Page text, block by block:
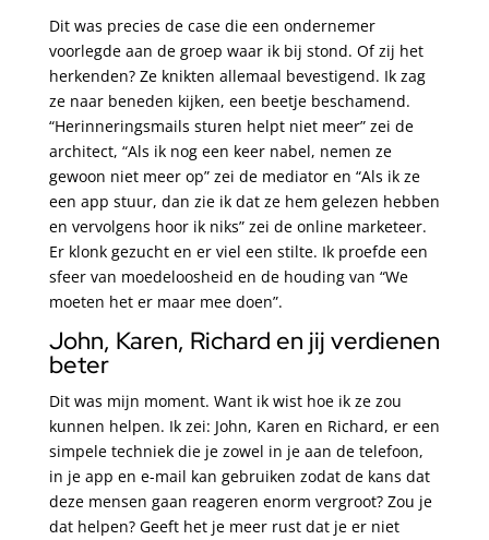
Dit was precies de case die een ondernemer
voorlegde aan de groep waar ik bij stond. Of zij het
herkenden? Ze knikten allemaal bevestigend. Ik zag
ze naar beneden kijken, een beetje beschamend.
“Herinneringsmails sturen helpt niet meer” zei de
architect, “Als ik nog een keer nabel, nemen ze
gewoon niet meer op” zei de mediator en “Als ik ze
een app stuur, dan zie ik dat ze hem gelezen hebben
en vervolgens hoor ik niks” zei de online marketeer.
Er klonk gezucht en er viel een stilte. Ik proefde een
sfeer van moedeloosheid en de houding van “We
moeten het er maar mee doen”.
John, Karen, Richard en jij verdienen
beter
Dit was mijn moment. Want ik wist hoe ik ze zou
kunnen helpen. Ik zei: John, Karen en Richard, er een
simpele techniek die je zowel in je aan de telefoon,
in je app en e-mail kan gebruiken zodat de kans dat
deze mensen gaan reageren enorm vergroot? Zou je
dat helpen? Geeft het je meer rust dat je er niet